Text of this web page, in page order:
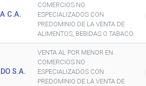
C.A.
COMERCIOS NO
ESPECIALIZADOS CON
PREDOMINIO DE LA VENTA DE
ALIMENTOS, BEBIDAS O TABACO.
S.A.
VENTA AL POR MENOR EN
COMERCIOS NO
ESPECIALIZADOS CON
PREDOMINIO DE LA VENTA DE